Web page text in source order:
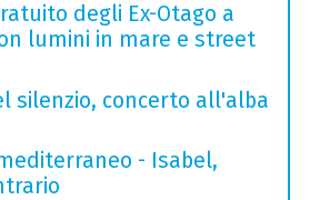
degli Ex-Otago a
lumini in mare e street
silenzio, concerto all'alba
- Isabel,